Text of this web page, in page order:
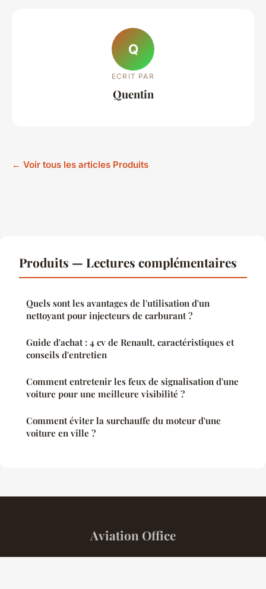
Q
ECRIT PAR
Quentin
← Voir tous les articles Produits
Produits — Lectures complémentaires
Quels sont les avantages de l'utilisation d'un
nettoyant pour injecteurs de carburant ?
Guide d'achat : 4 cv de Renault, caractéristiques et
conseils d'entretien
Comment entretenir les feux de signalisation d'une
voiture pour une meilleure visibilité ?
Comment éviter la surchauffe du moteur d'une
voiture en ville ?
Aviation Office